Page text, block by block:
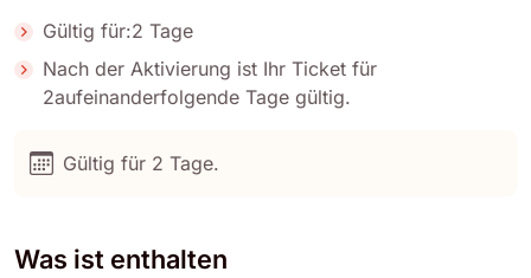
Gültig für:2 Tage
Nach der Aktivierung ist Ihr Ticket für
2aufeinanderfolgende Tage gültig.
Gültig für 2 Tage.
Was ist enthalten